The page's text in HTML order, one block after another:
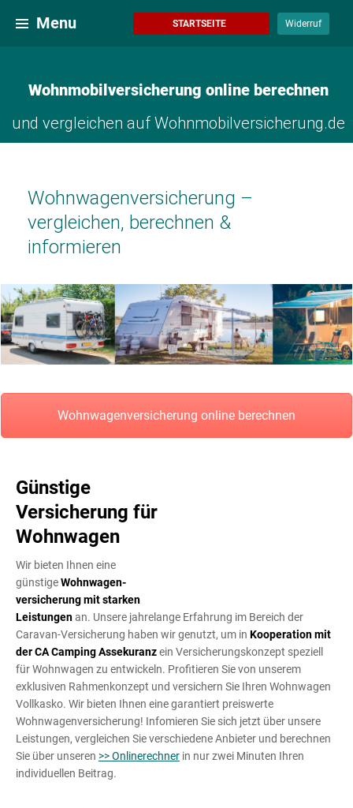
Inhalt
Menu Widerruf
STARTSEITE
Wohnmobilversicherung online berechnen
und vergleichen auf Wohnmobilversicherung.de
Wohnwagenversicherung –
vergleichen, berechnen &
informieren
Wohnwagenversicherung online berechnen
Günstige
Versicherung für
Wohnwagen
Wir bieten Ihnen eine
günstigeWohnwagen­
versicherungmit starken
Leistungenan. Unsere jahrelange Erfahrung im Bereich der
Caravan-Versicherung haben wir genutzt, um in Kooperation mit
der CA Camping Assekuranzein Versicherungskonzept speziell
für Wohnwagen zu entwickeln. Profitieren Sie von unserem
exklusiven Rahmenkonzept und versichern Sie Ihren Wohnwagen
Vollkasko. Wir bieten Ihnen eine garantiert preiswerte
Wohnwagenversicherung! Infomieren Sie sich jetzt über unsere
Leistungen, vergleichen Sie verschiedene Anbieter und berechnen
Sie über unseren >> Onlinerechner in nur zwei Minuten Ihren
individuellen Beitrag.